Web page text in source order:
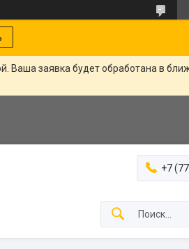
Ваша заявка будет обработана в
+7